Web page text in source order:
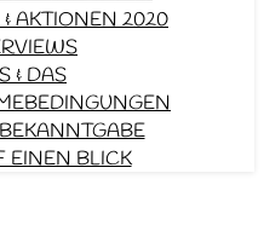
AKTIONEN 2020
& DAS
EINEN BLICK